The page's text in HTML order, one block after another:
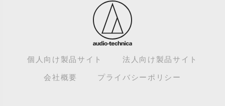
個人向け製品サイト 法人向け製品サイト
会社概要 プライバシーポリシー